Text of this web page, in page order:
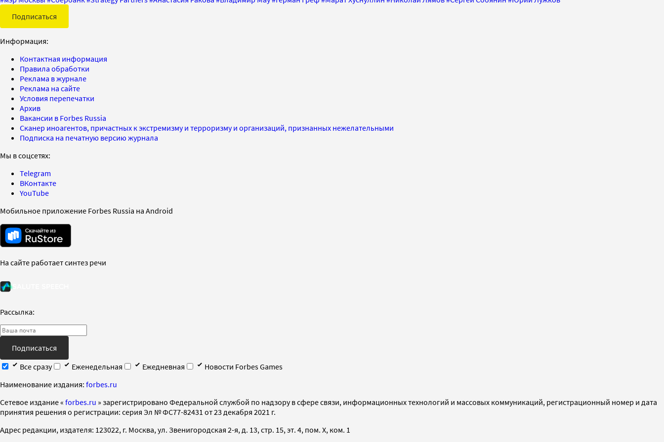
Подписаться
Информация:
Контактная информация
Правила обработки
Реклама в журнале
Реклама на сайте
Условия перепечатки
Архив
Вакансии в Forbes Russia
Сканер иноагентов, причастных к экстремизму и терроризму и организаций, признанных нежелательными
Подписка на печатную версию журнала
Мы в соцсетях:
Telegram
ВКонтакте
YouTube
Мобильное приложение Forbes Russia на Android
На сайте работает синтез речи
Рассылка:
Подписаться
Все сразу
Еженедельная Ежедневная
Новости Forbes Games
Наименование издания: forbes.ru
Cетевое издание « forbes.ru » зарегистрировано Федеральной службой по надзору в сфере связи, информационных технологий и массовых коммуникаций, регистрационный номер и дата
принятия решения о регистрации: серия Эл № ФС77-82431 от 23 декабря 2021 г.
Адрес редакции, издателя: 123022, г. Москва, ул. Звенигородская 2-я, д. 13, стр. 15, эт. 4, пом. X, ком. 1